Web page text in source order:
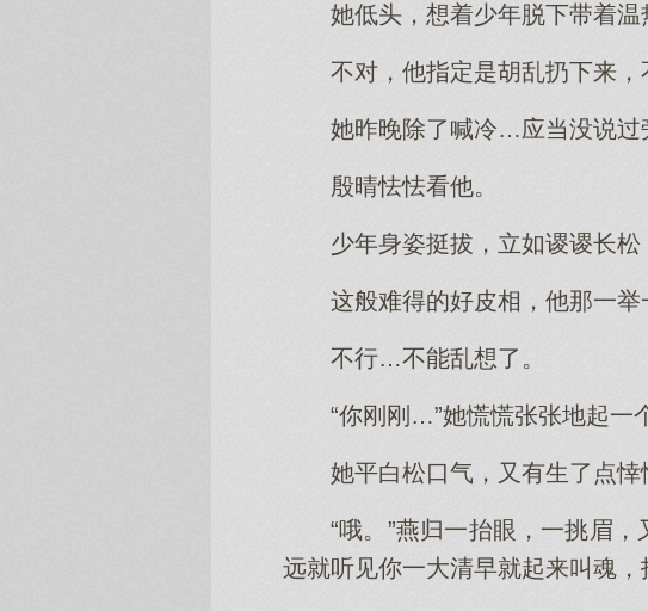
她低头，想着少年脱下带着温
不对，他指定是胡乱扔下来，
她昨晚除了喊冷…应当没说过
殷晴怯怯看他。
少年身姿挺拔，立如谡谡长松
这般难得的好皮相，他那一
不行…不能乱想了。
“你刚刚…”她慌慌张张地起一
她平白松口气，又有生了点悻
“哦。”燕归一抬眼，一挑眉
远就听见你一大清早就起来叫魂，